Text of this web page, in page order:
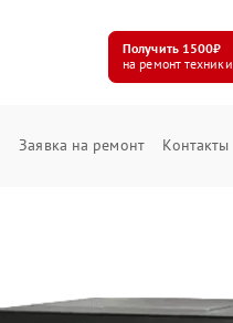
Получить 1500₽
на ремонт техники
Заявка на ремонт Контакты